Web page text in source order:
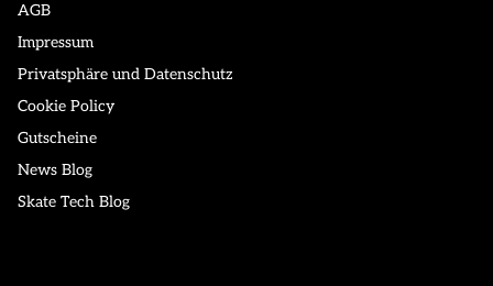
AGB
Impressum
Privatsphäre und Datenschutz
Cookie Policy
Gutscheine
News Blog
Skate Tech Blog